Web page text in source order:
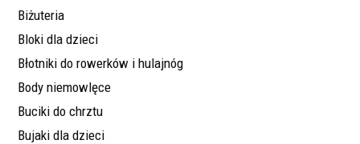
Biżuteria
Bloki dla dzieci
Błotniki do rowerków i hulajnóg
Body niemowlęce
Buciki do chrztu
Bujaki dla dzieci